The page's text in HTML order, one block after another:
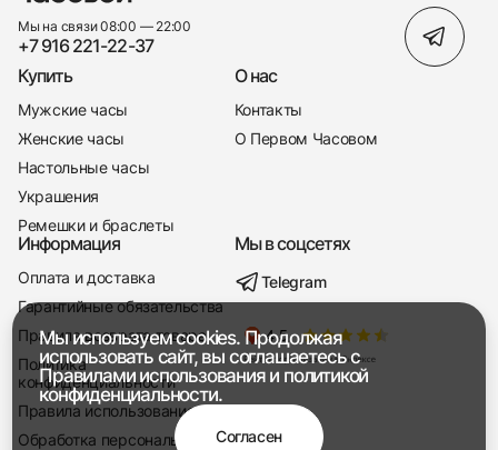
+7 916 221-22-37
Мы насвязи 08:00 — 19:00
Мы на связи 08:00 — 22:00
+7 916 221-22-37
Купить
Мужские часы
Женские часы
Настольные часы
Украшения
Ремешки и браслеты
О нас
Контакты
О Первом Часовом
Информация
Оплата и доставка
Гарантийные обязательства
Правила возврата товара
Политика
конфиденциальности
Правила использования
Обработка персональных
Мы в соцсетях
Telegram
Мы используем cookies. Продолжая
использовать сайт, вы соглашаетесь с
Правилами использованияи политикой
конфиденциальности.
Согласен